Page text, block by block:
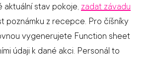
aktuální stav pokoje, zadat závadu
poznámku z recepce. Pro číšníky
vygenerujete Function sheet
údaji k dané akci. Personál to